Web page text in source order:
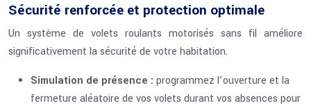
Sécurité renforcée et protection optimale
Un système de volets roulants motorisés sans fil améliore
significativement la sécurité de votre habitation.
Simulation de présence : programmez l’ouverture et la
fermeture aléatoire de vos volets durant vos absences pour